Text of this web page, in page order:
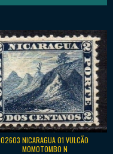
02603 NICARAGUA 01 VULCÃO
MOMOTOMBO N